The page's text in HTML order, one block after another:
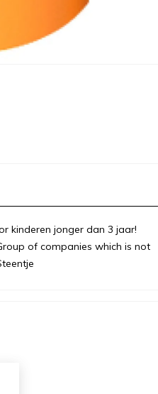
kinderen jonger dan 3 jaar!
of companies which is not